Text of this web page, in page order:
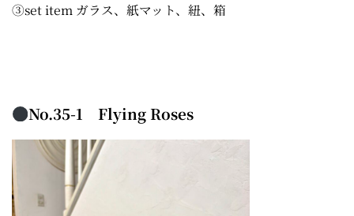
③set item ガラス、紙マット、紐、箱
No.35-1 Flying Roses